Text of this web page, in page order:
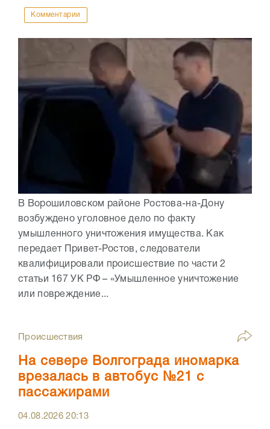
Комментарии
В Ворошиловском районе Ростова-на-Дону
возбуждено уголовное дело по факту
умышленного уничтожения имущества. Как
передает Привет-Ростов, следователи
квалифицировали происшествие по части 2
статьи 167 УК РФ – «Умышленное уничтожение
или повреждение...
Происшествия
На севере Волгограда иномарка
врезалась в автобус №21 с
пассажирами
04.08.202620:13